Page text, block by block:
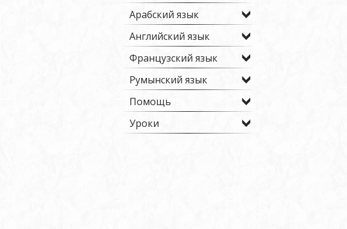
Арабский язык
Английский язык
Французский язык
Румынский язык
Помощь
Уроки